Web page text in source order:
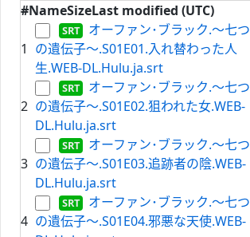
#NameSizeLast modified (UTC)
1
オーファン･ブラック.～七つ
の遺伝子～.S01E01.入れ替わった人
生.WEB-DL.Hulu.ja.srt
2
オーファン･ブラック.～七つ
の遺伝子～.S01E02.狙われた女.WEB-
DL.Hulu.ja.srt
3
オーファン･ブラック.～七つ
の遺伝子～.S01E03.追跡者の陰.WEB-
DL.Hulu.ja.srt
4
オーファン･ブラック.～七つ
の遺伝子～.S01E04.邪悪な天使.WEB-